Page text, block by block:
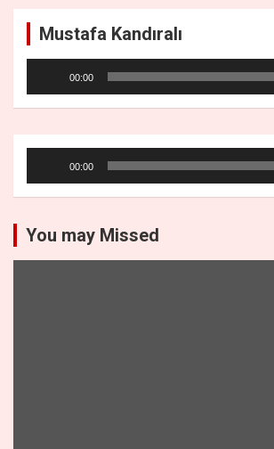
Mustafa Kandıralı
oynatıcı00:00
oynatıcı00:00
You may Missed